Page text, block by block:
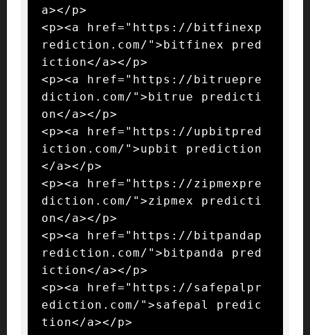
a></p>
<p><a href="https://bitfinexp
rediction.com/">bitfinex pred
iction</a></p>
<p><a href="https://bitruepre
diction.com/">bitrue predicti
on</a></p>
<p><a href="https://upbitpred
iction.com/">upbit prediction
</a></p>
<p><a href="https://zipmexpre
diction.com/">zipmex predicti
on</a></p>
<p><a href="https://bitpandap
rediction.com/">bitpanda pred
iction</a></p>
<p><a href="https://safepalpr
ediction.com/">safepal predic
tion</a></p>